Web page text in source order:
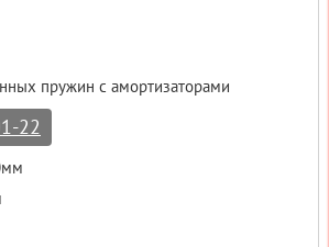
пружин с амортизаторами
22